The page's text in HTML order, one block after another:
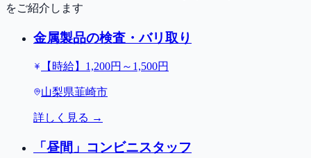
をご紹介します
金属製品の検査・バリ取り
【時給】1,200円～1,500円
山梨県韮崎市
詳しく見る →
「昼間」コンビニスタッフ